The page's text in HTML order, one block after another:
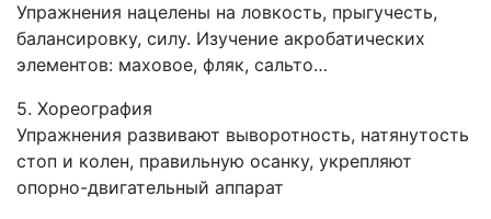
Упражнения нацелены на ловкость, прыгучесть,
балансировку, силу. Изучение акробатических
элементов: маховое, фляк, сальто…
5. Хореография
Упражнения развивают выворотность, натянутость
стоп и колен, правильную осанку, укрепляют
опорно-двигательный аппарат